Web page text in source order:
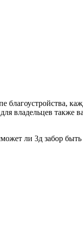
благоустройства,
владельцев
ли 3д забор